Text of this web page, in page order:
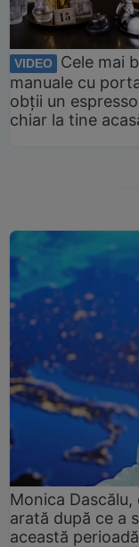
VIDEO
Cele mai
manuale cu
obții un
chiar la tine
Monica
arată după ce a
această